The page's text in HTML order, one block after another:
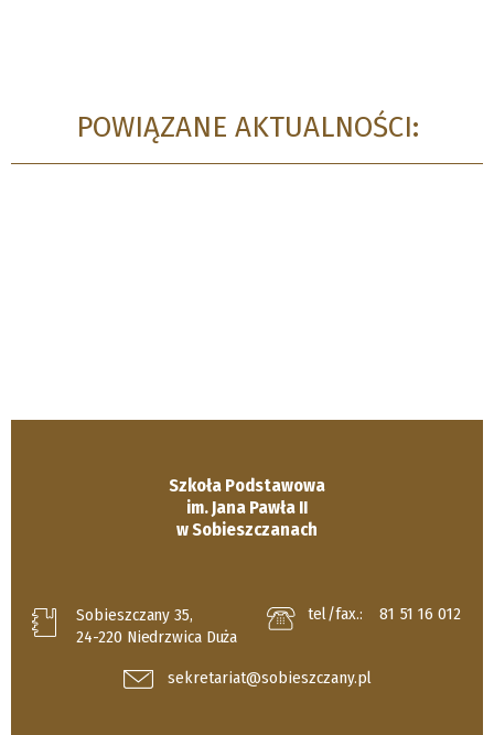
POWIĄZANE AKTUALNOŚCI:
Szkoła Podstawowa
im. Jana Pawła II
w Sobieszczanach
Sobieszczany 35,
24-220 Niedrzwica Duża
tel/fax.: 81 51 16 012
sekretariat@sobieszczany.pl